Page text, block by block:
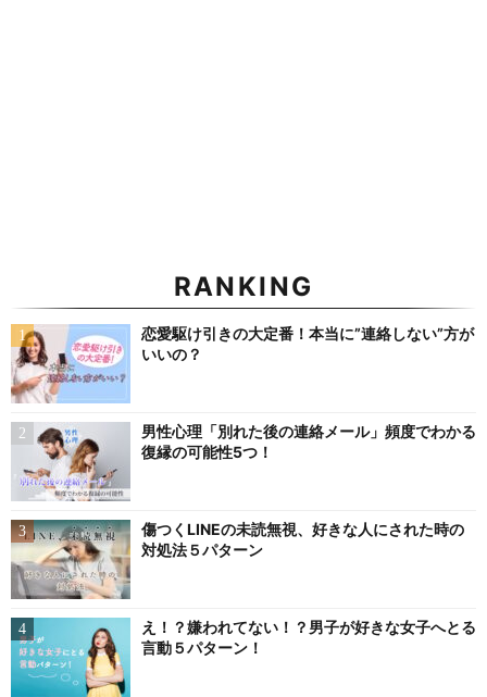
RANKING
恋愛駆け引きの大定番！本当に”連絡しない”方が
いいの？
男性心理「別れた後の連絡メール」頻度でわかる
復縁の可能性5つ！
傷つくLINEの未読無視、好きな人にされた時の
対処法５パターン
え！？嫌われてない！？男子が好きな女子へとる
言動５パターン！